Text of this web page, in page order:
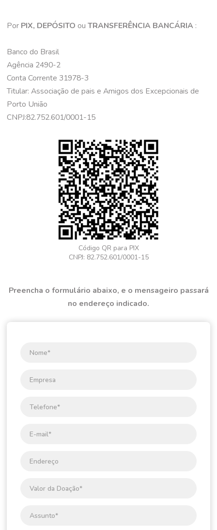
Por PIX, DEPÓSITO ou TRANSFERÊNCIA BANCÁRIA :
Banco do Brasil
Agência 2490-2
Conta Corrente 31978-3
Titular: Associação de pais e Amigos dos Excepcionais de
Porto União
CNPJ:82.752.601/0001-15
Código QR para PIX
CNPJ: 82.752.601/0001-15
Preencha o formulário abaixo, e o mensageiro passará
no endereço indicado.